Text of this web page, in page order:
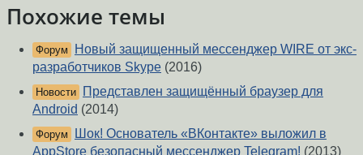
Похожие темы
Форум
Новый защищенный мессенджер WIRE от экс-
разработчиков Skype (2016)
Новости
Представлен защищённый браузер для
Android (2014)
Форум
Шок! Основатель «ВКонтакте» выложил в
AppStore безопасный мессенджер Telegram! (2013)